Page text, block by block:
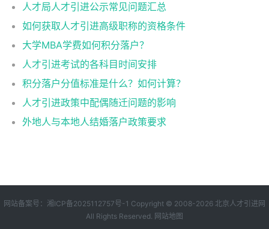
人才局人才引进公示常见问题汇总
如何获取人才引进高级职称的资格条件
大学MBA学费如何积分落户？
人才引进考试的各科目时间安排
积分落户分值标准是什么？如何计算？
人才引进政策中配偶随迁问题的影响
外地人与本地人结婚落户政策要求
网站备案号： 湘ICP备2025112757号-1 Copyright © 2008-2026 北京人才引进网
All Rights Reserved. 网站地图